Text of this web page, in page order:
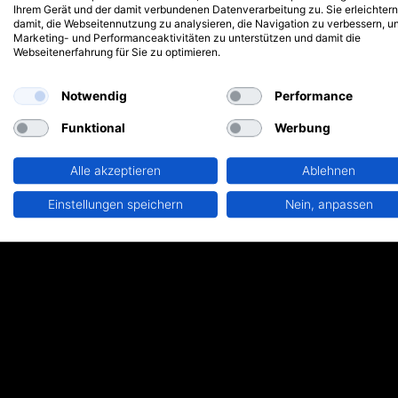
Ihrem Gerät und der damit verbundenen Datenverarbeitung zu. Sie
damit, die Webseitennutzung zu analysieren, die Navigation zu verbessern,
Marketing- und Performanceaktivitäten zu unterstützen und damit die
Webseitenerfahrung für Sie zu optimieren.
Notwendig Performance
Funktional Werbung
Alle akzeptieren Ablehnen
Einstellungen speichern Nein, anpassen